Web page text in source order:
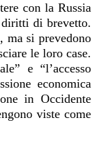
con la Russia
di brevetto.
ma si prevedono
le loro case.
e “l’accesso
economica
in Occidente
viste come